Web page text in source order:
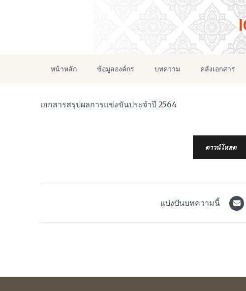
หน้าหลัก ข้อมูลองค์กร บทความ คลังเอกสาร
เอกสารสรุปผลการแข่งขันประจำปี 2564
ดาวน์โหลด
แบ่งปันบทความนี้